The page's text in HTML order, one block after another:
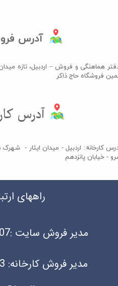
آدرس
هماهنگی و فروش – اردبیل، تازه
فروشگاه حاج ذاکر​​​​​​​
- خیابان پانزدهم
مدیر فروش کارخانه: 04533362563
راههای
مدیر فروش سایت :09143516407
آدرس